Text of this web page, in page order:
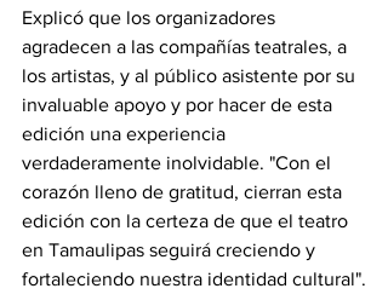
Explicó que los organizadores
agradecen a las compañías teatrales, a
los artistas, y al público asistente por su
invaluable apoyo y por hacer de esta
edición una experiencia
verdaderamente inolvidable. "Con el
corazón lleno de gratitud, cierran esta
edición con la certeza de que el teatro
en Tamaulipas seguirá creciendo y
fortaleciendo nuestra identidad cultural".